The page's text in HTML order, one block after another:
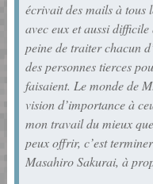
écrivait des mails à tous
avec eux et aussi
peine de traiter chacun
des personnes tierces
faisaient. Le monde de
vision d’importance à
mon travail du mieux
peux offrir, c’est
Masahiro Sakurai, à